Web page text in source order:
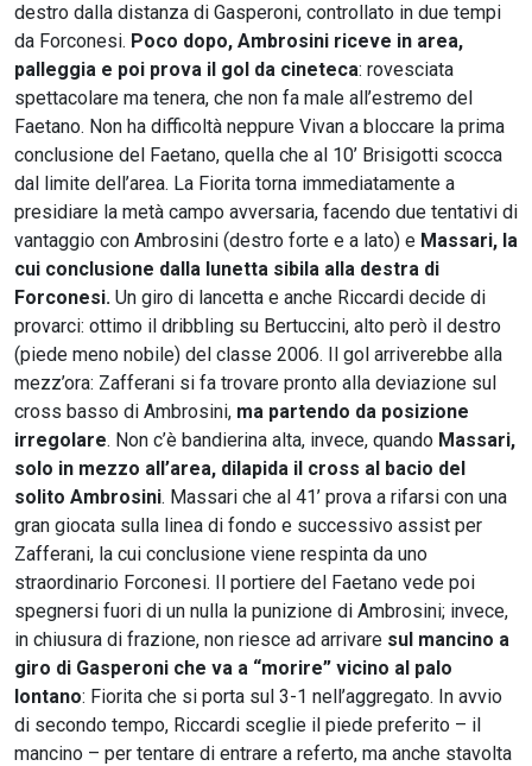
destro dalla distanza di Gasperoni, controllato in due tempi
da Forconesi. Poco dopo, Ambrosini riceve in area,
palleggia e poi prova il gol da cineteca: rovesciata
spettacolare ma tenera, che non fa male all’estremo del
Faetano. Non ha difficoltà neppure Vivan a bloccare la prima
conclusione del Faetano, quella che al 10’ Brisigotti scocca
dal limite dell’area. La Fiorita torna immediatamente a
presidiare la metà campo avversaria, facendo due tentativi di
vantaggio con Ambrosini (destro forte e a lato) e Massari, la
cui conclusione dalla lunetta sibila alla destra di
Forconesi. Un giro di lancetta e anche Riccardi decide di
provarci: ottimo il dribbling su Bertuccini, alto però il destro
(piede meno nobile) del classe 2006. Il gol arriverebbe alla
mezz’ora: Zafferani si fa trovare pronto alla deviazione sul
cross basso di Ambrosini, ma partendo da posizione
irregolare. Non c’è bandierina alta, invece, quando Massari,
solo in mezzo all’area, dilapida il cross al bacio del
solito Ambrosini. Massari che al 41’ prova a rifarsi con una
gran giocata sulla linea di fondo e successivo assist per
Zafferani, la cui conclusione viene respinta da uno
straordinario Forconesi. Il portiere del Faetano vede poi
spegnersi fuori di un nulla la punizione di Ambrosini; invece,
in chiusura di frazione, non riesce ad arrivare sul mancino a
giro di Gasperoni che va a “morire” vicino al palo
lontano: Fiorita che si porta sul 3-1 nell’aggregato. In avvio
di secondo tempo, Riccardi sceglie il piede preferito – il
mancino – per tentare di entrare a referto, ma anche stavolta